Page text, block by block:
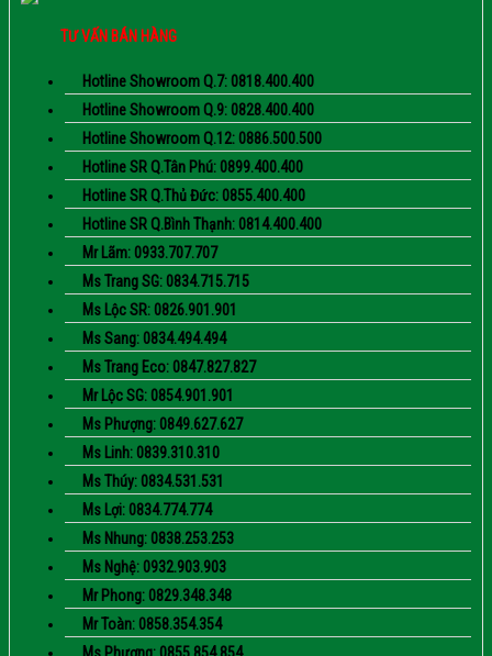
TƯ VẤN BÁN HÀNG
Hotline Showroom Q.7: 0818.400.400
Hotline Showroom Q.9: 0828.400.400
Hotline Showroom Q.12: 0886.500.500
Hotline SR Q.Tân Phú: 0899.400.400
Hotline SR Q.Thủ Đức: 0855.400.400
Hotline SR Q.Bình Thạnh: 0814.400.400
Mr Lãm: 0933.707.707
Ms Trang SG: 0834.715.715
Ms Lộc SR: 0826.901.901
Ms Sang: 0834.494.494
Ms Trang Eco: 0847.827.827
Mr Lộc SG: 0854.901.901
Ms Phượng: 0849.627.627
Ms Linh: 0839.310.310
Ms Thúy: 0834.531.531
Ms Lợi: 0834.774.774
Ms Nhung: 0838.253.253
Ms Nghệ: 0932.903.903
Mr Phong: 0829.348.348
Mr Toàn: 0858.354.354